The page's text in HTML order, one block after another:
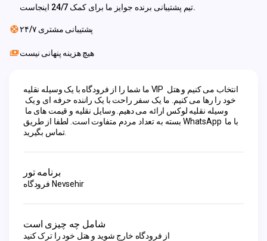
تیم پشتیبانی برنده جوایز ما برای کمک 24/7 اینجاست.
پشتیبانی مشتری ۲۴/۷
هیچ هزینه پنهانی نیست
ما شما را از فرودگاه با یک وسیله نقلیه VIP انتخاب می کنیم و هتل
بسته به تعداد مردم متفاوت است. لطفا از طریق WhatsApp با ما
تماس بگیرید.
برنامه تور
فرودگاه Nevsehir
شامل چه چیزی است
از فرودگاه خارج شوید و هتل خود را ترک کنید